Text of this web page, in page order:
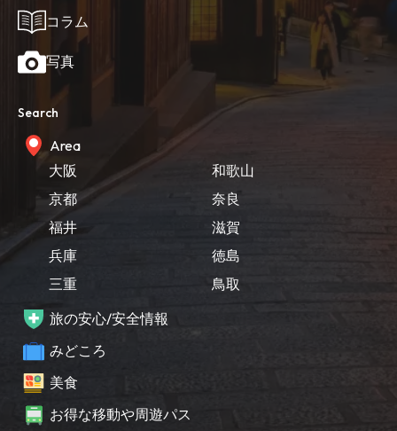
コラム
写真
Search
Area
大阪
京都
福井
兵庫
三重
和歌山
奈良
滋賀
徳島
鳥取
旅の安心/安全情報
みどころ
美食
お得な移動や周遊パス